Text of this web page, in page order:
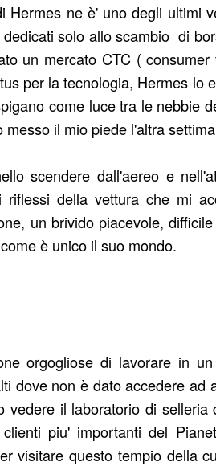
ne è' uno degli ultimi
solo allo scambio di
un mercato CTC ( consumer
per la tecnologia, Hermes lo
come luce tra le nebbie
il mio piede l'altra
scendere dall'aereo e
della vettura che mi
un brivido piacevole,
è unico il suo mondo.
orgogliose di lavorare in
dove non è dato accedere ad
il laboratorio di selleria
piu' importanti del
visitare questo tempio della